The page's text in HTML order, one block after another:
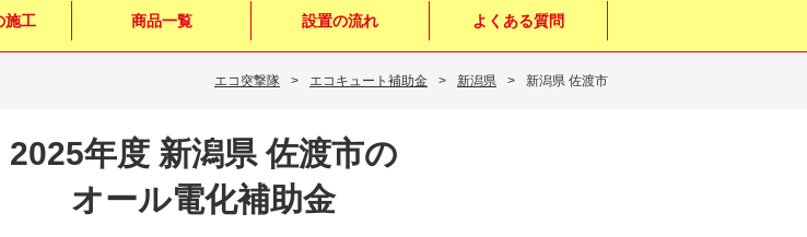
施工 商品一覧 設置の流れ よくある質問
エコ突撃隊 > エコキュート補助金 > 新潟県 > 新潟県 佐渡市
2025年度 新潟県 佐渡市の
オール電化補助金